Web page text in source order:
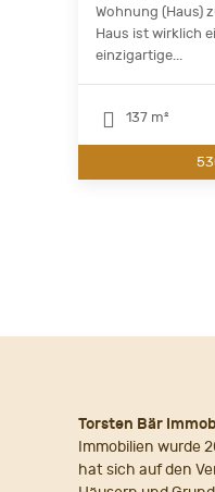
Wohnung (Haus)
Haus ist wirklich
einzigartige...
137 m²
Torsten Bär
Immobilien wurde
hat sich auf den